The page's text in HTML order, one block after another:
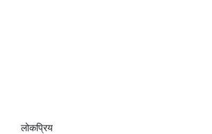
लोकप्रिय